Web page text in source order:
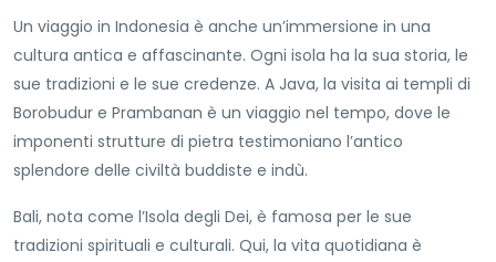
Un viaggio in Indonesia è anche un’immersione in una
cultura antica e affascinante. Ogni isola ha la sua storia, le
sue tradizioni e le sue credenze. A Java, la visita ai templi di
Borobudur e Prambanan è un viaggio nel tempo, dove le
imponenti strutture di pietra testimoniano l’antico
splendore delle civiltà buddiste e indù.
Bali, nota come l’Isola degli Dei, è famosa per le sue
tradizioni spirituali e culturali. Qui, la vita quotidiana è